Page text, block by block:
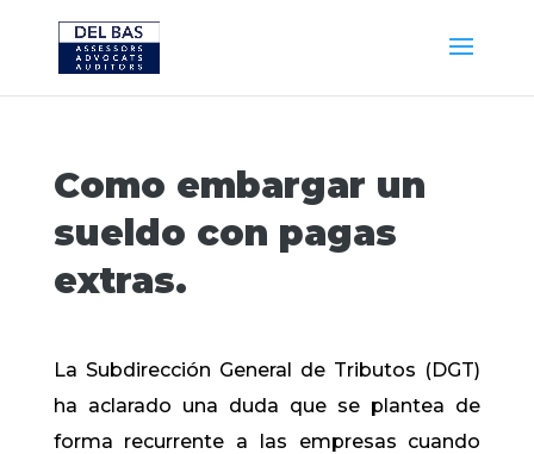
Como embargar un
sueldo con pagas
extras.
La Subdirección General de Tributos (DGT)
ha aclarado una duda que se plantea de
forma recurrente a las empresas cuando